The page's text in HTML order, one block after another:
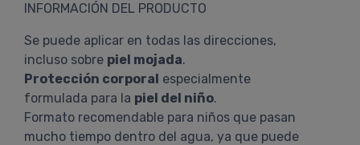
INFORMACIÓN DEL PRODUCTO
Se puede aplicar en todas las direcciones,
incluso sobre piel mojada.
Protección corporal especialmente
formulada para la piel del niño.
Formato recomendable para niños que pasan
mucho tiempo dentro del agua, ya que puede